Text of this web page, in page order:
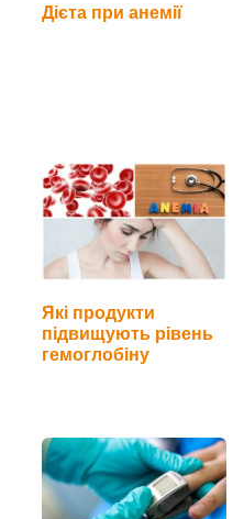
Дієта при анемії
Які продукти
підвищують рівень
гемоглобіну